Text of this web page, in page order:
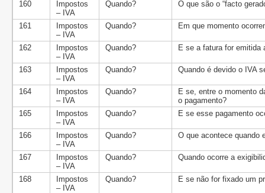
160
Impostos
– IVA
Quando? O que são o “facto
161
Impostos
– IVA
Quando? Em que momento
162
Impostos
– IVA
Quando? E se a fatura for emitida
163
Impostos
– IVA
Quando? Quando é devido o IVA
164
Impostos
– IVA
Quando?
E se, entre o momento
o pagamento?
165
Impostos
– IVA
Quando? E se esse pagamento
166
Impostos
– IVA
Quando? O que acontece quando
167
Impostos
– IVA
Quando? Quando ocorre a
168
Impostos
– IVA
Quando? E se não for fixado um